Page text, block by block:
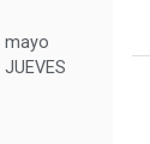
mayo
JUEVES